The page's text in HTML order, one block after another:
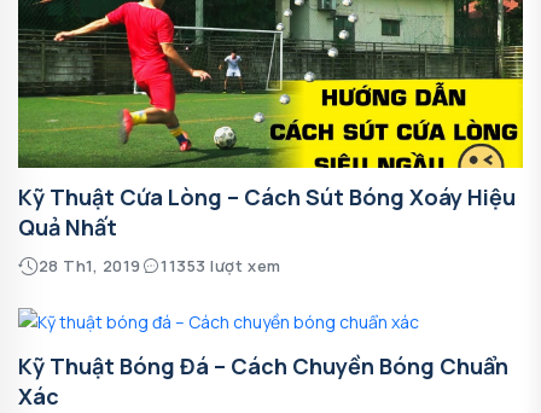
Kỹ Thuật Cứa Lòng – Cách Sút Bóng Xoáy Hiệu
Quả Nhất
28 Th1, 2019 11353 lượt xem
Kỹ Thuật Bóng Đá – Cách Chuyền Bóng Chuẩn
Xác